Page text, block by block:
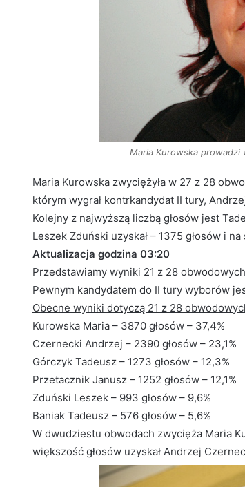
Maria Kurowska prowadzi
Maria Kurowska zwyciężyła w 27 z 28
którym wygrał kontrkandydat II tury,
Kolejny z najwyższą liczbą głosów jest
Leszek Zduński uzyskał – 1375 głosów i
Aktualizacja godzina 03:20
Przedstawiamy wyniki 21 z 28
Pewnym kandydatem do II tury wyborów
Obecne wyniki dotyczą 21 z 28
Kurowska Maria – 3870 głosów – 37,4%
Czernecki Andrzej – 2390 głosów – 23,1%
Górczyk Tadeusz – 1273 głosów – 12,3%
Przetacznik Janusz – 1252 głosów – 12,1%
Zduński Leszek – 993 głosów – 9,6%
Baniak Tadeusz – 576 głosów – 5,6%
W dwudziestu obwodach zwycięża Maria
większość głosów uzyskał Andrzej